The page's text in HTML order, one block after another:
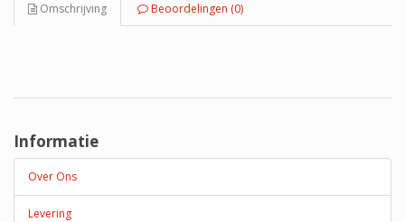
Omschrijving Beoordelingen (0)
Informatie
Over Ons
Levering